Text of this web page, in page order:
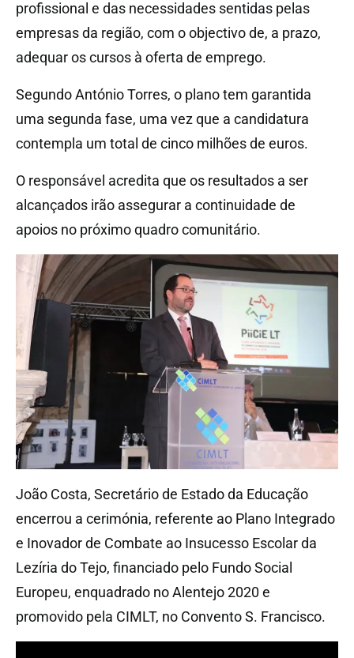
profissional e das necessidades sentidas pelas
empresas da região, com o objectivo de, a prazo,
adequar os cursos à oferta de emprego.
Segundo António Torres, o plano tem garantida
uma segunda fase, uma vez que a candidatura
contempla um total de cinco milhões de euros.
O responsável acredita que os resultados a ser
alcançados irão assegurar a continuidade de
apoios no próximo quadro comunitário.
João Costa, Secretário de Estado da Educação
encerrou a cerimónia, referente ao Plano Integrado
e Inovador de Combate ao Insucesso Escolar da
Lezíria do Tejo, financiado pelo Fundo Social
Europeu, enquadrado no Alentejo 2020 e
promovido pela CIMLT, no Convento S. Francisco.